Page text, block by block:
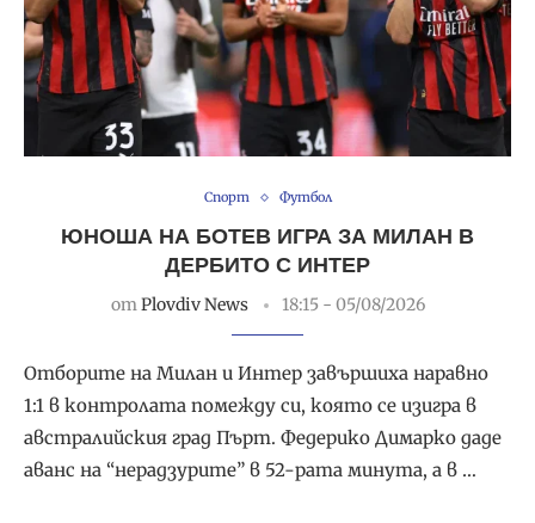
Спорт Футбол
ЮНОША НА БОТЕВ ИГРА ЗА МИЛАН В
ДЕРБИТО С ИНТЕР
отPlovdiv News 18:15 - 05/08/2026
Отборите на Милан и Интер завършиха наравно
1:1 в контролата помежду си, която се изигра в
австралийския град Пърт. Федерико Димарко даде
аванс на “нерадзурите” в 52-рата минута, а в …